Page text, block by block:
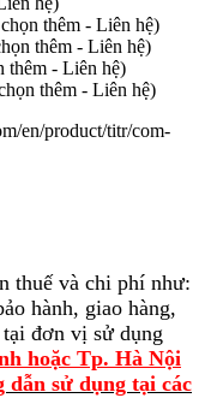
thêm - Liên hệ)
thêm - Liên hệ)
thêm - Liên hệ)
thêm - Liên hệ)
en/product/titr/com-
thuế và chi phí như:
hành, giao hàng,
đơn vị sử dụng
hoặc Tp. Hà Nội
dẫn sử dụng tại các